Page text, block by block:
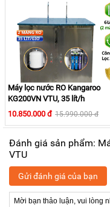
Máy lọc nước RO Kangaroo
KG200VN VTU, 35 lít/h
10.850.000 đ 15.990.000 đ
Đánh giá sản phẩm:
VTU
Gửi đánh giá của bạn